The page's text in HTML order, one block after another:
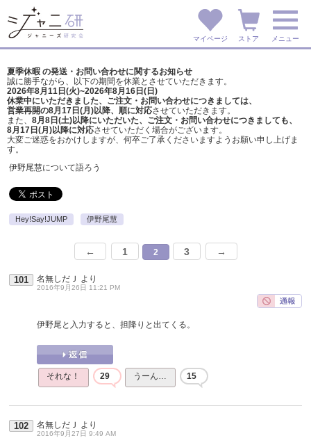
マイページ ストア メニュー
夏季休暇 の発送・お問い合わせに関するお知らせ
誠に勝手ながら、以下の期間を休業とさせていただきます。
2026年8月11日(火)~2026年8月16日(日)
休業中にいただきました、ご注文・お問い合わせにつきましては、
営業再開の8月17日(月)以降、順に対応させていただきます。
また、 8月8日(土)以降にいただいた、ご注文・ お問い合わせにつきましても、
8月17日(月)以降に対応させていただく場合がございます。
大変ご迷惑をおかけしますが、 何卒ご了承くださいますようお願い申し上げま
す。
伊野尾慧について語ろう
Hey!Say!JUMP 伊野尾慧
← 1 2 3 →
101 名無しだＪ より
2016年9月26日 11:21 PM
伊野尾と入力すると、担降りと出てくる。
それな！ 29 うーん… 15
102 名無しだＪ より
2016年9月27日 9:49 AM